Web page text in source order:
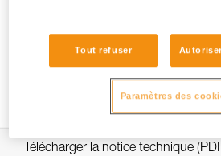
Tests d’efficacité et
avec MAESTRO, I’D S,
Télécharger la notice
Tout refuser
Paramètres des